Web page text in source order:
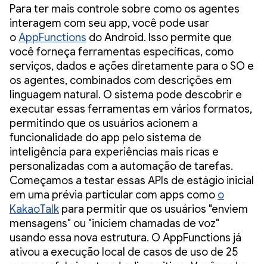
Para ter mais controle sobre como os agentes
interagem com seu app, você pode usar
oAppFunctions do Android. Isso permite que
você forneça ferramentas específicas, como
serviços, dados e ações diretamente para o SO e
os agentes, combinados com descrições em
linguagem natural. O sistema pode descobrir e
executar essas ferramentas em vários formatos,
permitindo que os usuários acionem a
funcionalidade do app pelo sistema de
inteligência para experiências mais ricas e
personalizadas com a automação de tarefas.
Começamos a testar essas APIs de estágio inicial
em uma prévia particular com apps como o
KakaoTalk para permitir que os usuários "enviem
mensagens" ou "iniciem chamadas de voz"
usando essa nova estrutura. O AppFunctions já
ativou a execução local de casos de uso de 25